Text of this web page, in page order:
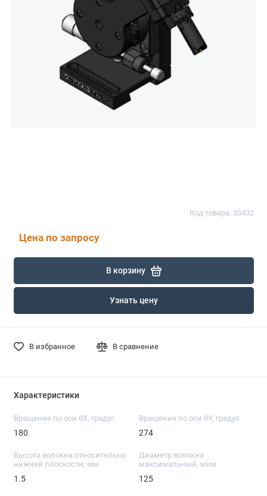
Код товара: 33432
Цена по запросу
В корзину
Узнать цену
В избранное В сравнение
Характеристики
Вращение по оси θX, градус
180
Вращение по оси θY, градус
274
Высота волокна относительно
нижней плоскости, мм
1.5
Диаметр волокна
максимальный, мкм
125